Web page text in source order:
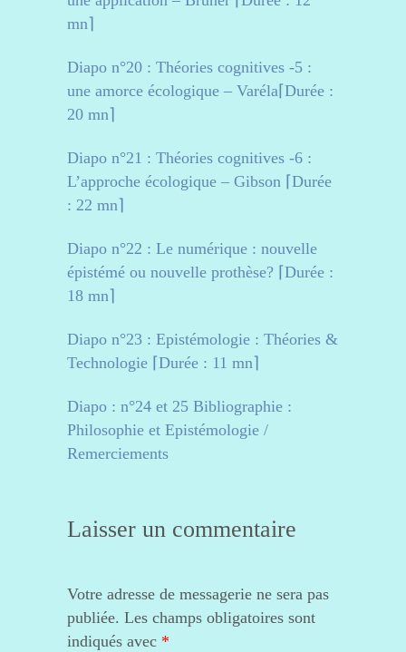
mn⌉
Diapo n°20 : Théories cognitives -5 :
une amorce écologique – Varéla⌈Durée :
20 mn⌉
Diapo n°21 : Théories cognitives -6 :
L’approche écologique – Gibson ⌈Durée
: 22 mn⌉
Diapo n°22 : Le numérique : nouvelle
épistémé ou nouvelle prothèse? ⌈Durée :
18 mn⌉
Diapo n°23 : Epistémologie : Théories &
Technologie ⌈Durée : 11 mn⌉
Diapo : n°24 et 25 Bibliographie :
Philosophie et Epistémologie /
Remerciements
Laisser un commentaire
Votre adresse de messagerie ne sera pas
publiée. Les champs obligatoires sont
indiqués avec *